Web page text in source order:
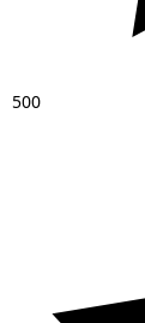
500